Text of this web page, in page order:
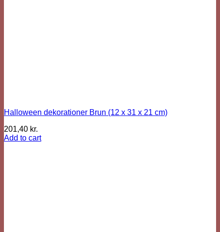
Halloween dekorationer Brun (12 x 31 x 21 cm)
201,40 kr.
Add to cart